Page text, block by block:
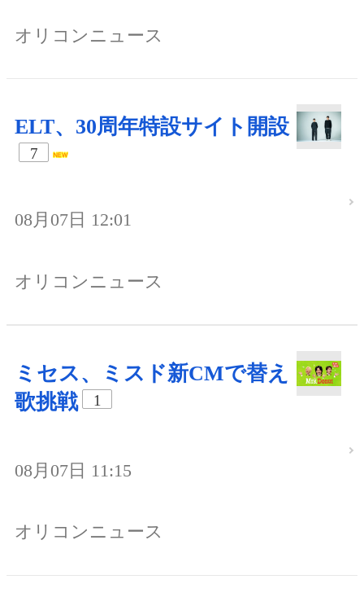
オリコンニュース
ELT、30周年特設サイト開設
7
08月07日 12:01
オリコンニュース
ミセス、ミスド新CMで替え
歌挑戦
1
08月07日 11:15
オリコンニュース